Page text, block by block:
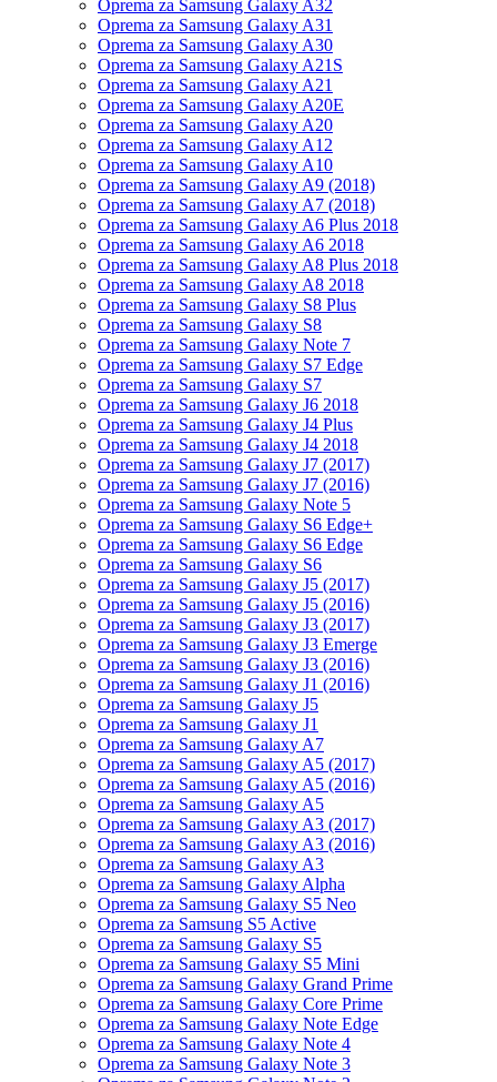
Oprema za Samsung Galaxy A32
Oprema za Samsung Galaxy A31
Oprema za Samsung Galaxy A30
Oprema za Samsung Galaxy A21S
Oprema za Samsung Galaxy A21
Oprema za Samsung Galaxy A20E
Oprema za Samsung Galaxy A20
Oprema za Samsung Galaxy A12
Oprema za Samsung Galaxy A10
Oprema za Samsung Galaxy A9 (2018)
Oprema za Samsung Galaxy A7 (2018)
Oprema za Samsung Galaxy A6 Plus 2018
Oprema za Samsung Galaxy A6 2018
Oprema za Samsung Galaxy A8 Plus 2018
Oprema za Samsung Galaxy A8 2018
Oprema za Samsung Galaxy S8 Plus
Oprema za Samsung Galaxy S8
Oprema za Samsung Galaxy Note 7
Oprema za Samsung Galaxy S7 Edge
Oprema za Samsung Galaxy S7
Oprema za Samsung Galaxy J6 2018
Oprema za Samsung Galaxy J4 Plus
Oprema za Samsung Galaxy J4 2018
Oprema za Samsung Galaxy J7 (2017)
Oprema za Samsung Galaxy J7 (2016)
Oprema za Samsung Galaxy Note 5
Oprema za Samsung Galaxy S6 Edge+
Oprema za Samsung Galaxy S6 Edge
Oprema za Samsung Galaxy S6
Oprema za Samsung Galaxy J5 (2017)
Oprema za Samsung Galaxy J5 (2016)
Oprema za Samsung Galaxy J3 (2017)
Oprema za Samsung Galaxy J3 Emerge
Oprema za Samsung Galaxy J3 (2016)
Oprema za Samsung Galaxy J1 (2016)
Oprema za Samsung Galaxy J5
Oprema za Samsung Galaxy J1
Oprema za Samsung Galaxy A7
Oprema za Samsung Galaxy A5 (2017)
Oprema za Samsung Galaxy A5 (2016)
Oprema za Samsung Galaxy A5
Oprema za Samsung Galaxy A3 (2017)
Oprema za Samsung Galaxy A3 (2016)
Oprema za Samsung Galaxy A3
Oprema za Samsung Galaxy Alpha
Oprema za Samsung Galaxy S5 Neo
Oprema za Samsung S5 Active
Oprema za Samsung Galaxy S5
Oprema za Samsung Galaxy S5 Mini
Oprema za Samsung Galaxy Grand Prime
Oprema za Samsung Galaxy Core Prime
Oprema za Samsung Galaxy Note Edge
Oprema za Samsung Galaxy Note 4
Oprema za Samsung Galaxy Note 3